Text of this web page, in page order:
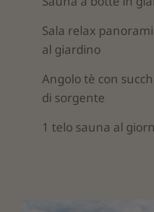
Sala relax
al giardino
Angolo tè con
di sorgente
1 telo sauna al